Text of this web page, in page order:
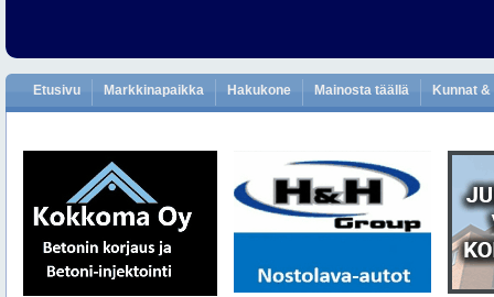
Etusivu Markkinapaikka Hakukone Mainosta täällä Kunnat